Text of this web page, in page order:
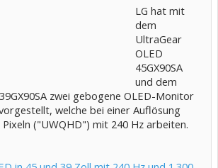
LG hat mit
dem
UltraGear
OLED
45GX90SA
und dem
zwei gebogene OLED-Monitor
welche bei einer Auflösung
Pixeln ("UWQHD") mit 240 Hz arbeiten.